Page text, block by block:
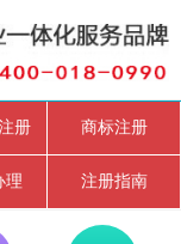
册 商标注册
理 注册指南